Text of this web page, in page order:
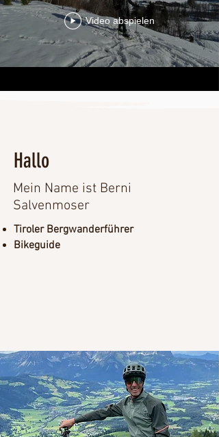
Video abspielen
Hallo
Mein Name ist Berni
Salvenmoser
Tiroler Bergwanderführer
Bikeguide